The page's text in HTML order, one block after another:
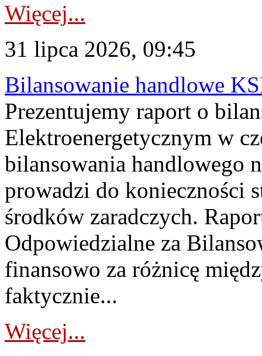
Więcej...
31 lipca 2026, 09:45
Bilansowanie handlowe
Prezentujemy raport o
Elektroenergetycznym w
bilansowania handlowego
prowadzi do konieczności
środków zaradczych.
Odpowiedzialne za
finansowo za różnicę
faktycznie...
Więcej...